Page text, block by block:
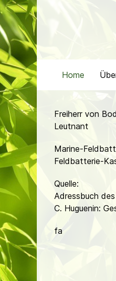
Home
Freiherr von
Leutnant
Marine-
Feldbatterie-
Quelle:
Adressbuch
C. Huguenin:
fa